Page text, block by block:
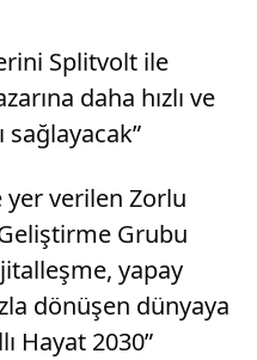
Splitvolt ile
daha hızlı ve
sağlayacak”
yer verilen Zorlu
Grubu
yapay
dönüşen dünyaya
Hayat 2030”